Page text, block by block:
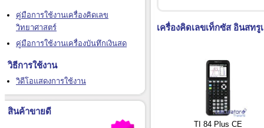
คู่มือการใช้งานเครื่องคิดเลข
วิทยาศาสตร์
คู่มือการใช้งานเครื่องบันทึกเงินสด
วิธีการใช้งาน
วิดีโอแสดงการใช้งาน
สินค้าขายดี
เครื่องคิดเลขเท็กซัส อินสทรู
TI 84 Plus CE